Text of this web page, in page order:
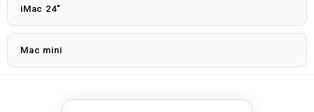
iMac 24"
Mac mini